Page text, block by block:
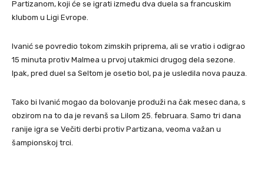
Partizanom, koji će se igrati između dva duela sa francuskim
klubom u Ligi Evrope.
Ivanić se povredio tokom zimskih priprema, ali se vratio i odigrao
15 minuta protiv Malmea u prvoj utakmici drugog dela sezone.
Ipak, pred duel sa Seltom je osetio bol, pa je usledila nova pauza.
Tako bi Ivanić mogao da bolovanje produži na čak mesec dana, s
obzirom na to da je revanš sa Lilom 25. februara. Samo tri dana
ranije igra se Večiti derbi protiv Partizana, veoma važan u
šampionskoj trci.